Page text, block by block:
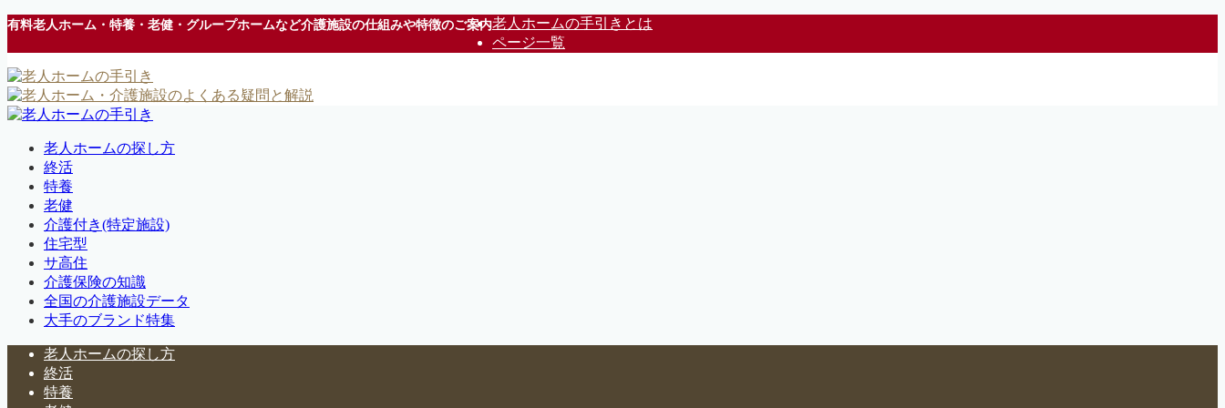
有料老人ホーム・特養・老健・グループホームなど介護施設の仕組みや特徴のご案内老人ホームの手引きとは
ページ一覧
老人ホームの探し方
終活
特養
老健
介護付き(特定施設)
住宅型
サ高住
介護保険の知識
全国の介護施設データ
大手のブランド特集
老人ホームの探し方
終活
特養